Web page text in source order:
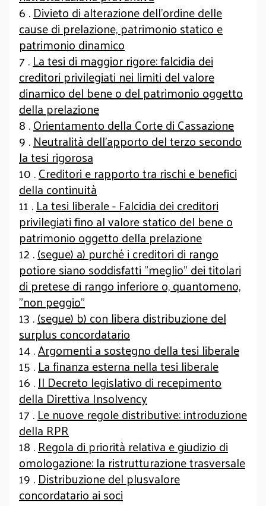
6 .Divieto di alterazione dell’ordine delle
cause di prelazione, patrimonio statico e
patrimonio dinamico
7 .La tesi di maggior rigore: falcidia dei
creditori privilegiati nei limiti del valore
dinamico del bene o del patrimonio oggetto
della prelazione
8 .Orientamento della Corte di Cassazione
9 .Neutralità dell’apporto del terzo secondo
la tesi rigorosa
10 .Creditori e rapporto tra rischi e benefici
della continuità
11 .La tesi liberale - Falcidia dei creditori
privilegiati fino al valore statico del bene o
patrimonio oggetto della prelazione
12 .(segue) a) purché i creditori di rango
potiore siano soddisfatti "meglio" dei titolari
di pretese di rango inferiore o, quantomeno,
"non peggio"
13 .(segue) b) con libera distribuzione del
surplus concordatario
14 .Argomenti a sostegno della tesi liberale
15 .La finanza esterna nella tesi liberale
16 .Il Decreto legislativo di recepimento
della Direttiva Insolvency
17 .Le nuove regole distributive: introduzione
della RPR
18 .Regola di priorità relativa e giudizio di
omologazione: la ristrutturazione trasversale
19 .Distribuzione del plusvalore
concordatario ai soci